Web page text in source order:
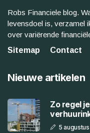
Robs Financiele blog.
levensdoel is, verzamel
over variërende
Sitemap
Contact
Nieuwe artikelen
Zo regel
5